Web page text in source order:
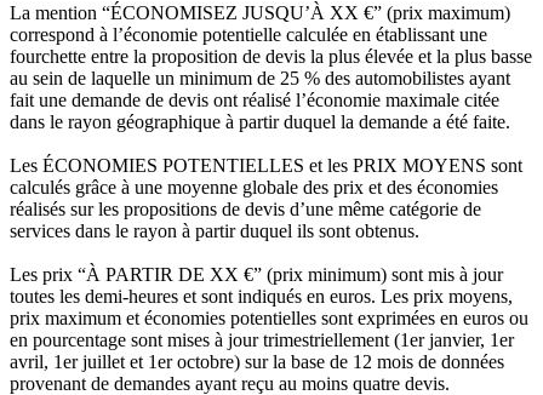
La mention “ÉCONOMISEZ JUSQU’À XX €” (prix maximum)
correspond à l’économie potentielle calculée en établissant une
fourchette entre la proposition de devis la plus élevée et la plus basse
au sein de laquelle un minimum de 25 % des automobilistes ayant
fait une demande de devis ont réalisé l’économie maximale citée
dans le rayon géographique à partir duquel la demande a été faite.
Les ÉCONOMIES POTENTIELLES et les PRIX MOYENS sont
calculés grâce à une moyenne globale des prix et des économies
réalisés sur les propositions de devis d’une même catégorie de
services dans le rayon à partir duquel ils sont obtenus.
Les prix “À PARTIR DE XX €” (prix minimum) sont mis à jour
toutes les demi-heures et sont indiqués en euros. Les prix moyens,
prix maximum et économies potentielles sont exprimées en euros ou
en pourcentage sont mises à jour trimestriellement (1er janvier, 1er
avril, 1er juillet et 1er octobre) sur la base de 12 mois de données
provenant de demandes ayant reçu au moins quatre devis.